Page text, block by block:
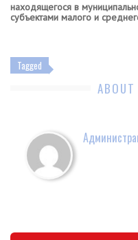
находящегося в
субъектами малого и
Tagged